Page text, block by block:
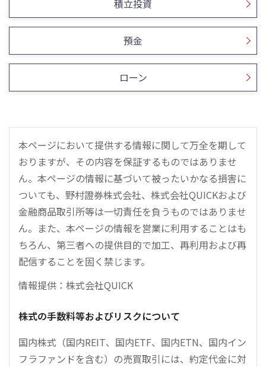
積立投資
預金
ローン
本ページにおいて提供する情報に関して万全を期して
おりますが、その内容を保証するものではありませ
ん。本ページの情報に基づいて被ったいかなる損害に
ついても、野村證券株式会社、株式会社QUICKおよび
金融商品取引所等は一切責任を負うものではありませ
ん。また、本ページの情報を営業に利用することはも
ちろん、第三者への提供目的で加工、再利用および再
配信することを固く禁じます。
情報提供：株式会社QUICK
株式の手数料等およびリスクについて
国内株式（国内REIT、国内ETF、国内ETN、国内イン
フラファンドを含む）の売買取引には、約定代金に対